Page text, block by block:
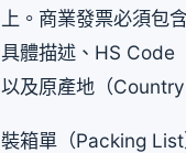
上。商業發票必須包
具體描述、HS Code
以及原產地（
裝箱單（Packing